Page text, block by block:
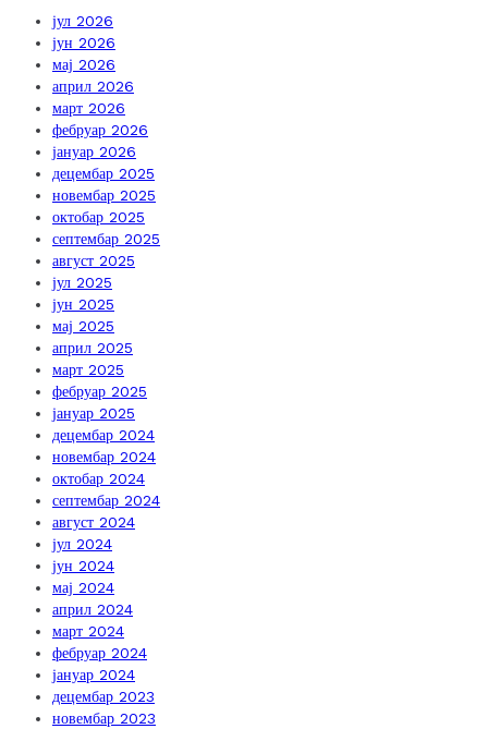
јул 2026
јун 2026
мај 2026
април 2026
март 2026
фебруар 2026
јануар 2026
децембар 2025
новембар 2025
октобар 2025
септембар 2025
август 2025
јул 2025
јун 2025
мај 2025
април 2025
март 2025
фебруар 2025
јануар 2025
децембар 2024
новембар 2024
октобар 2024
септембар 2024
август 2024
јул 2024
јун 2024
мај 2024
април 2024
март 2024
фебруар 2024
јануар 2024
децембар 2023
новембар 2023